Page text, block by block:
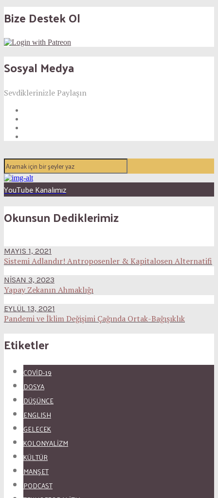
Bize Destek Ol
Sosyal Medya
Sevdiklerinizle Paylaşın
YouTube Kanalımız
Okunsun Dediklerimiz
MAYIS 1, 2021
Sistemi Adlandır! Antroposenler & Kapitalosen Alternatifi
NISAN 3, 2023
Yapay Zekanın Ahmaklığı
EYLÜL 13, 2021
Pandemi ve İklim Değişimi Çağında Ortak-Bağışıklık
Etiketler
COVID-19
DOSYA
DÜŞÜNCE
ENGLISH
GELECEK
KOLONYALİZM
KÜLTÜR
MANŞET
PODCAST